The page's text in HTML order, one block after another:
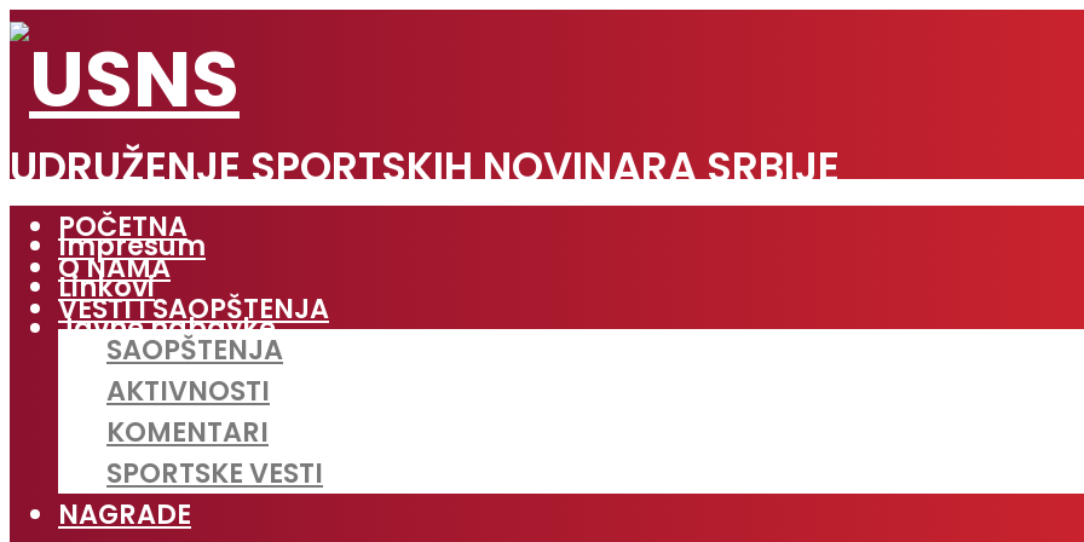
UDRUŽENJE SPORTSKIH NOVINARA SRBIJE
Impresum
Linkovi
Javne nabavke
POČETNA
O NAMA
VESTI I SAOPŠTENJA
SAOPŠTENJA
AKTIVNOSTI
KOMENTARI
SPORTSKE VESTI
NAGRADE